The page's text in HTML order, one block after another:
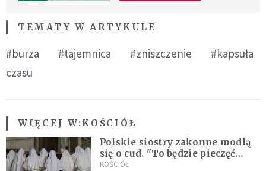
TEMATY W ARTYKULE
#burza #tajemnica #zniszczenie
#kapsuła
czasu
WIĘCEJ W:KOŚCIÓŁ
Polskie siostry zakonne modlą
się o cud. "To będzie pieczęć
Pana Boga dla naszej wiary"
KOŚCIÓŁ